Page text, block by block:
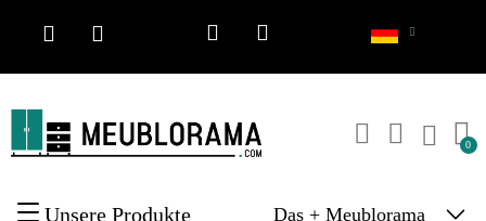
Unsere Produkte Das + Meublorama